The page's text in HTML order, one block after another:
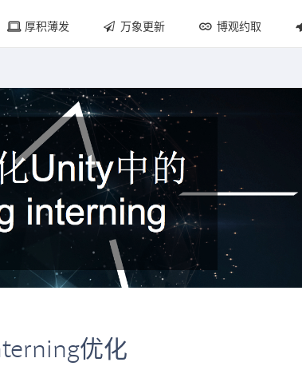
厚积薄发 万象更新 博观约取
优化